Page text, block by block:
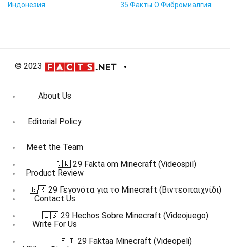
Индонезия
35 Факты О Фибромиалгия
© 2023
About Us
Editorial Policy
Meet the Team
Product Review
Contact Us
Write For Us
🇩🇰 29 Fakta om Minecraft (Videospil)
🇬🇷 29 Γεγονότα για το Minecraft (Βιντεοπαιχνίδι)
🇪🇸 29 Hechos Sobre Minecraft (Videojuego)
🇫🇮 29 Faktaa Minecraft (Videopeli)